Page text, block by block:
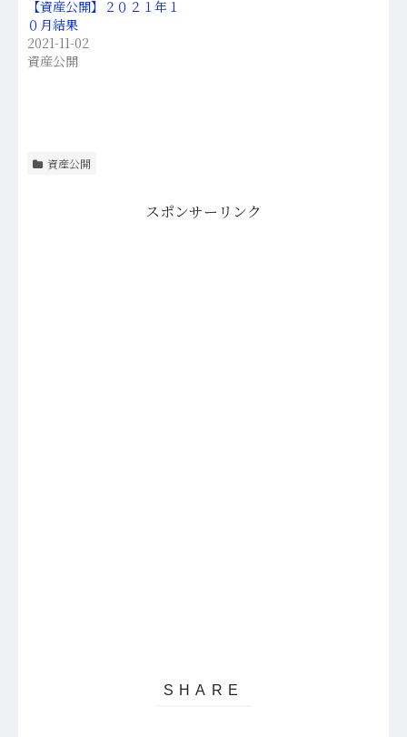
【資産公開】２０２１年１
０月結果
2021-11-02
資産公開
資産公開
スポンサーリンク